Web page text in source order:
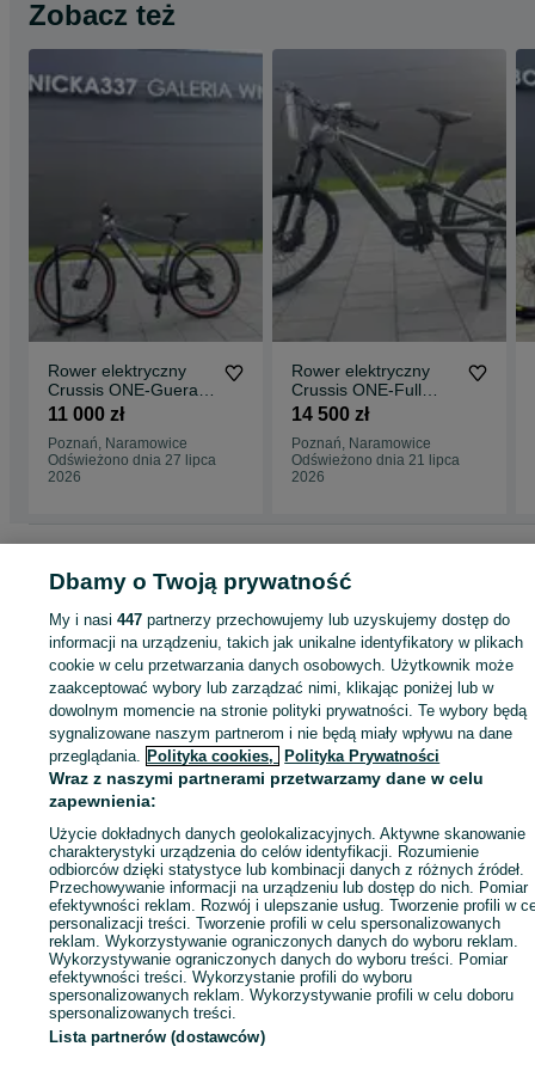
Zobacz też
Rower elektryczny
Crussis ONE-Guera
9.10-(720 Wh) (17)
11 000 zł
Poznań, Naramowice
Odświeżono dnia 27 lipca
2026
Rower elektryczny
Crussis ONE-Full
10.10-(900 Wh) (19)
14 500 zł
Poznań, Naramowice
Odświeżono dnia 21 lipca
2026
elektryczne - Wielkopolskie
Rowery elektryczne - Poznań
- Naramowice
KATEGORIA
1018892040 Wyświetlenia:
Wyślij wiadomość
Dbamy o Twoją prywatność
My i nasi447 partnerzy przechowujemy lub uzyskujemy dostęp do
informacji na urządzeniu, takich jak unikalne identyfikatory w plikach
cookie w celu przetwarzania danych osobowych. Użytkownik może
zaakceptować wybory lub zarządzać nimi, klikając poniżej lub w
dowolnym momencie na stronie polityki prywatności. Te wybory będą
sygnalizowane naszym partnerom i nie będą miały wpływu na dane
przeglądania. Polityka cookies, Polityka Prywatności
Wraz z naszymi partnerami przetwarzamy dane w celu
zapewnienia:
Użycie dokładnych danych geolokalizacyjnych. Aktywne skanowanie
charakterystyki urządzenia do celów identyfikacji. Rozumienie
odbiorców dzięki statystyce lub kombinacji danych z różnych źródeł.
Przechowywanie informacji na urządzeniu lub dostęp do nich. Pomiar
efektywności reklam. Rozwój i ulepszanie usług. Tworzenie profili w
personalizacji treści. Tworzenie profili w celu spersonalizowanych
reklam. Wykorzystywanie ograniczonych danych do wyboru reklam.
Wykorzystywanie ograniczonych danych do wyboru treści. Pomiar
efektywności treści. Wykorzystanie profili do wyboru
spersonalizowanych reklam. Wykorzystywanie profili w celu doboru
spersonalizowanych treści.
Lista partnerów (dostawców)